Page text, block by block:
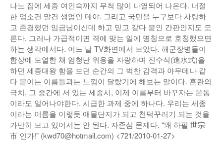
나노 집에 세종 여인숙까지 무척 많이 나열되어 나온다. 너절
한 업소건 말건 생업인 데야. 그리고 국민을 누구보다 사랑하
고 존경했던 임금님이신데 하고 믿고 같다 붙인 간판인지도 모
른다. 그러나 가급적이면 격에 맞는 일에 명칭으로 호칭했으면
하는 생각에서다. 어느 날 TV화면에서 보았다. 해군장병들이
함상에 도열한 채 엄청난 위용을 자랑하며 진수식(進水式)을
하던 세종대왕 함을 보던 순간의 그 벅찬 감격과 아무데나 같
다 붙이는 이름들과는 느낌이 달랐기에 해보는 말이다. 혼란의
극치, 그 중간에 서 있는 세종시, 이제 이름부터 바꾸자는 운동
이라도 일어나야한다. 시급한 과제 중에 하나다. 우리는 세종
이라는 이름을 이렇듯 애물단지가 되고 천덕꾸러기 되는 것을
가만히 보고 있어서는 안 된다. 자존심 문제다. “왜 하필 世宗
市 인가!” (kwd70@hotmail.com) <721/2010-01-27>